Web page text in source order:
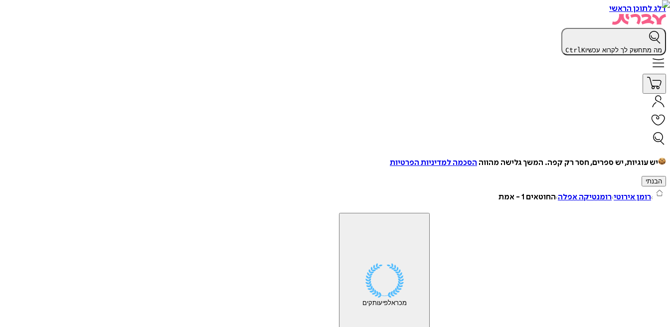
דלג לתוכן הראשי
מה מתחשק לך לקרוא עכשיו CtrlK
יש עוגיות, יש ספרים, חסר רק קפה. המשך גלישה מהווה הסכמה למדיניות הפרטיות
הבנתי
רומן אירוטי רומנטיקה אפלה החוטאים 1 - אמת
מכראלפיעותקים